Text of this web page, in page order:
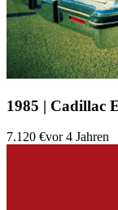
1985 | Cadillac
7.120 €vor 4 Jahren